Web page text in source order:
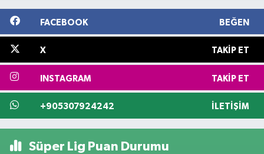
FACEBOOK BEĞEN
X TAKIP ET
INSTAGRAM TAKIP ET
+905307924242 İLETIŞIM
Süper Lig Puan Durumu